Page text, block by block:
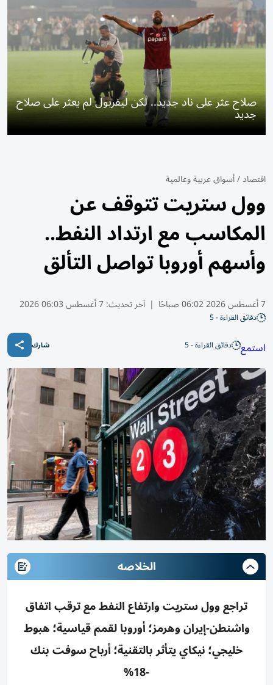
صلاح عثر على ناد جديد.. لكن ليفربول لم يعثر على صلاح
جديد
اقتصاد/أسواق عربية وعالمية
وول ستريت تتوقف عن
المكاسب مع ارتداد النفط..
وأسهم أوروبا تواصل التألق
7 أغسطس 2026 06:02 صباحًا | آخر تحديث:7 أغسطس 06:03 2026
دقائق القراءة - 5
استمع دقائق القراءة - 5 شارك
الخلاصه
تراجع وول ستريت وارتفاع النفط مع ترقب اتفاق
واشنطن-إيران وهرمز؛ أوروبا لقمم قياسية؛ هبوط
خليجي؛ نيكاي يتأثر بالتقنية؛ أرباح سوفت بنك
-18%